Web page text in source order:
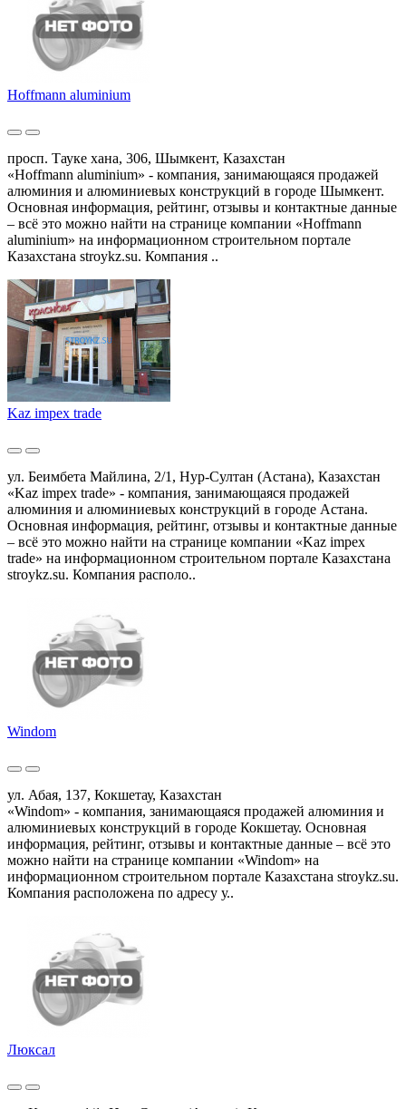
Hoffmann aluminium
просп. Тауке хана, 306, Шымкент, Казахстан
«Hoffmann aluminium» - компания, занимающаяся продажей
алюминия и алюминиевых конструкций в городе Шымкент.
Основная информация, рейтинг, отзывы и контактные данные
– всё это можно найти на странице компании «Hoffmann
aluminium» на информационном строительном портале
Казахстана stroykz.su. Компания ..
Kaz impex trade
ул. Беимбета Майлина, 2/1, Нур-Султан (Астана), Казахстан
«Kaz impex trade» - компания, занимающаяся продажей
алюминия и алюминиевых конструкций в городе Астана.
Основная информация, рейтинг, отзывы и контактные данные
– всё это можно найти на странице компании «Kaz impex
trade» на информационном строительном портале Казахстана
stroykz.su. Компания располо..
Windom
ул. Абая, 137, Кокшетау, Казахстан
«Windom» - компания, занимающаяся продажей алюминия и
алюминиевых конструкций в городе Кокшетау. Основная
информация, рейтинг, отзывы и контактные данные – всё это
можно найти на странице компании «Windom» на
информационном строительном портале Казахстана stroykz.su.
Компания расположена по адресу у..
Люксал